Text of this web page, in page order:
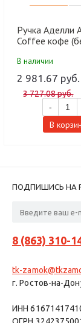
Ручка Аделли
Coffee кофе
В наличии
2 981.67 руб.
3 727.08 руб.
-
В
ПОДПИШИСЬ НА
8 (863) 310-
tk-
г. Ростов-на-
ИНН